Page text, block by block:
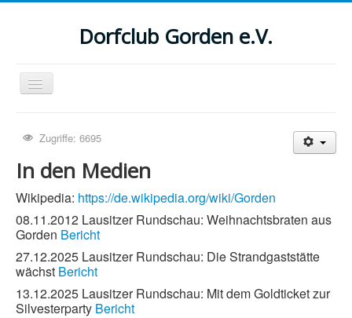
Dorfclub Gorden e.V.
Navigation
an/aus
...
Zugriffe: 6695
In den Medien
Wikipedia: https://de.wikipedia.org/wiki/Gorden
08.11.2012 Lausitzer Rundschau: Weihnachtsbraten aus
Gorden Bericht
27.12.2025 Lausitzer Rundschau: Die Strandgaststätte
wächst Bericht
13.12.2025 Lausitzer Rundschau: Mit dem Goldticket zur
Silvesterparty Bericht